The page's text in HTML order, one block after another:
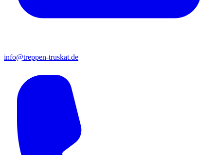
info@treppen-truskat.de